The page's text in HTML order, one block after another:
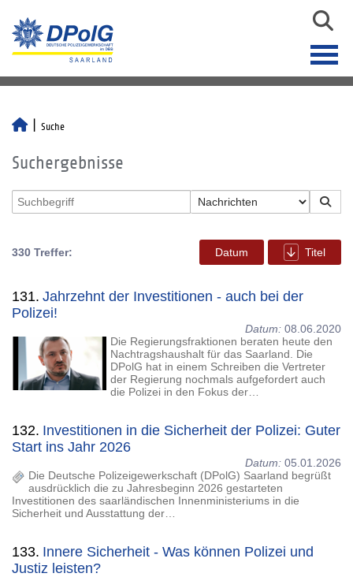
Suche
Suchergebnisse
330 Treffer: Datum Titel
131. Jahrzehnt der Investitionen - auch bei der
Polizei!
Datum: 08.06.2020
Die Regierungsfraktionen beraten heute den
Nachtragshaushalt für das Saarland. Die
DPolG hat in einem Schreiben die Vertreter
der Regierung nochmals aufgefordert auch
die Polizei in den Fokus der…
132. Investitionen in die Sicherheit der Polizei: Guter
Start ins Jahr 2026
Datum: 05.01.2026
Die Deutsche Polizeigewerkschaft (DPolG) Saarland begrüßt
ausdrücklich die zu Jahresbeginn 2026 gestarteten
Investitionen des saarländischen Innenministeriums in die
Sicherheit und Ausstattung der…
133. Innere Sicherheit - Was können Polizei und
Justiz leisten?